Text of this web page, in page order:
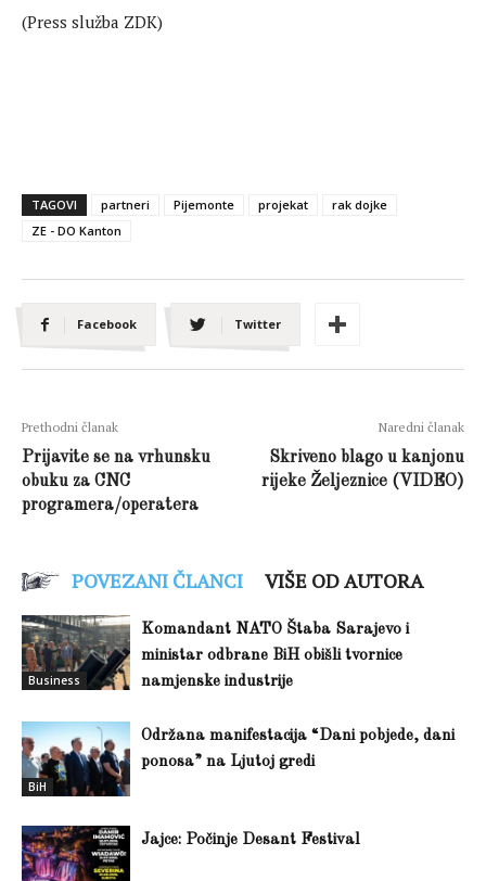
(Press služba ZDK)
TAGOVI partneri Pijemonte projekat
rak dojke
ZE - DO Kanton
Facebook Twitter
Prethodni članak
Prijavite se na vrhunsku
obuku za CNC
programera/operatera
Naredni članak
Skriveno blago u kanjonu
rijeke Željeznice (VIDEO)
POVEZANI ČLANCI VIŠE OD AUTORA
Business
Komandant NATO Štaba Sarajevo i
ministar odbrane BiH obišli tvornice
namjenske industrije
BiH
Održana manifestacija “Dani pobjede, dani
ponosa” na Ljutoj gredi
Jajce: Počinje Desant Festival